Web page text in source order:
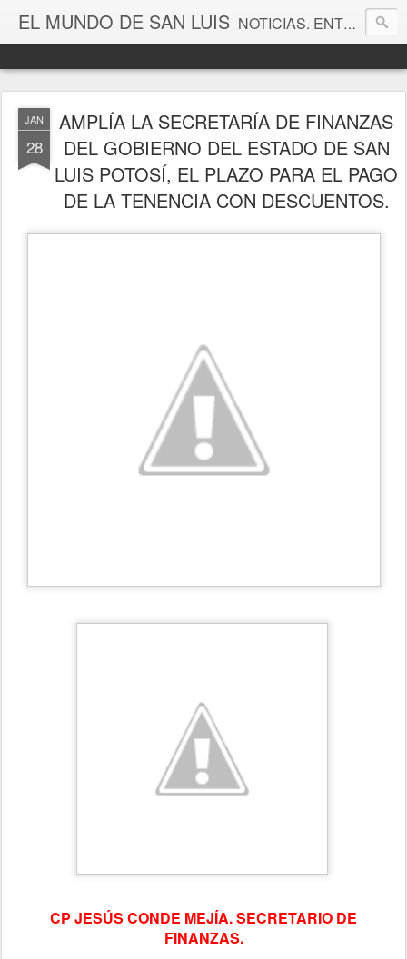
EL MUNDO DE SAN LUIS NOTICIAS. ENTRETENIMIENTO. EDITORIALES. CANAL DE VÍDEOS. GALERÍA DE FOTOGRAFÍAS.
JAN
28
AMPLÍA LA SECRETARÍA DE FINANZAS
DEL GOBIERNO DEL ESTADO DE SAN
LUIS POTOSÍ, EL PLAZO PARA EL PAGO
DE LA TENENCIA CON DESCUENTOS.
CP JESÚS CONDE MEJÍA. SECRETARIO DE
FINANZAS.